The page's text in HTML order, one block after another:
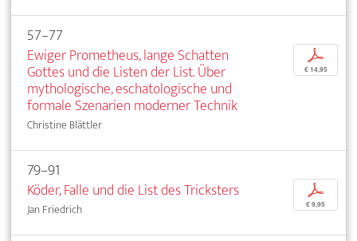
57–77
Ewiger Prometheus, lange Schatten
Gottes und die Listen der List. Über
mythologische, eschatologische und
formale Szenarien moderner Technik
Christine Blättler
p
€ 14,95
79–91
Köder, Falle und die List des Tricksters
Jan Friedrich
p
€ 9,95